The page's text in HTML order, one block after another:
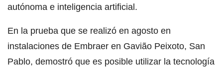
autónoma e inteligencia artificial.
En la prueba que se realizó en agosto en
instalaciones de Embraer en Gavião Peixoto, San
Pablo, demostró que es posible utilizar la tecnología